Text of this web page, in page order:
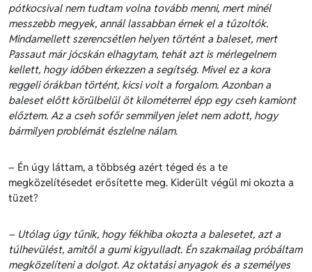
pótkocsival nem tudtam volna tovább menni, mert minél
messzebb megyek, annál lassabban érnek el a tűzoltók.
Mindamellett szerencsétlen helyen történt a baleset, mert
Passaut már jócskán elhagytam, tehát azt is mérlegelnem
kellett, hogy időben érkezzen a segítség. Mivel ez a kora
reggeli órákban történt, kicsi volt a forgalom. Azonban a
baleset előtt körülbelül öt kilométerrel épp egy cseh kamiont
előztem. Az a cseh sofőr semmilyen jelet nem adott, hogy
bármilyen problémát észlelne nálam.
– Én úgy láttam, a többség azért téged és a te
megközelítésedet erősítette meg. Kiderült végül mi okozta a
tüzet?
– Utólag úgy tűnik, hogy fékhiba okozta a balesetet, azt a
túlhevülést, amitől a gumi kigyulladt. Én szakmailag próbáltam
megközelíteni a dolgot. Az oktatási anyagok és a személyes